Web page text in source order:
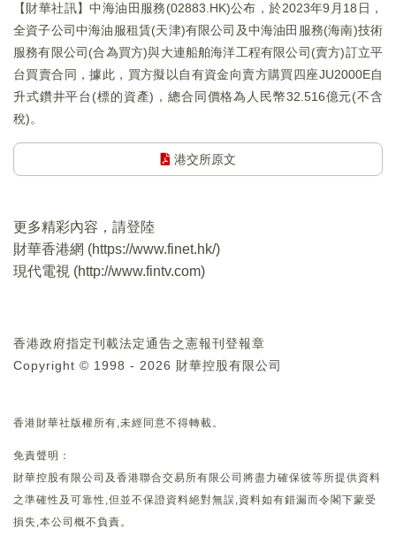
【財華社訊】中海油田服務(02883.HK)公布，於2023年9月18日，
全資子公司中海油服租賃(天津)有限公司及中海油田服務(海南)技術
服務有限公司(合為買方)與大連船舶海洋工程有限公司(賣方)訂立平
台買賣合同，據此，買方擬以自有資金向賣方購買四座JU2000E自
升式鑽井平台(標的資產)，總合同價格為人民幣32.516億元(不含
稅)。
港交所原文
更多精彩內容，請登陸
財華香港網 (https://www.finet.hk/)
現代電視 (http://www.fintv.com)
香港政府指定刊載法定通告之憲報刊登報章
Copyright © 1998 - 2026 財華控股有限公司
香港財華社版權所有,未經同意不得轉載。
免責聲明：
財華控股有限公司及香港聯合交易所有限公司將盡力確保彼等所提供資料
之準確性及可靠性,但並不保證資料絕對無誤,資料如有錯漏而令閣下蒙受
損失,本公司概不負責。